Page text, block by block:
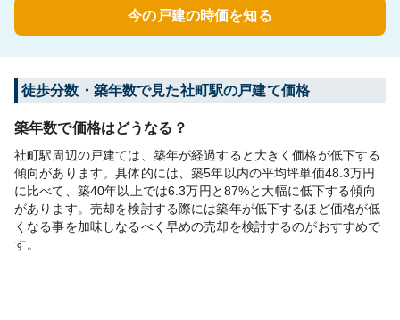
今の戸建の時価を知る
徒歩分数・築年数で見た社町駅の戸建て価格
築年数で価格はどうなる？
社町駅周辺の戸建ては、築年が経過すると大きく価格が低下する
傾向があります。具体的には、築5年以内の平均坪単価48.3万円
に比べて、築40年以上では6.3万円と87%と大幅に低下する傾向
があります。売却を検討する際には築年が低下するほど価格が低
くなる事を加味しなるべく早めの売却を検討するのがおすすめで
す。